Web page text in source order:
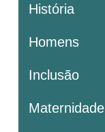
História
Homens
Inclusão
Maternidade